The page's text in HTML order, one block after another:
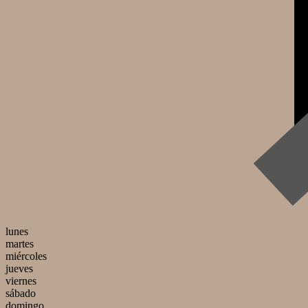
lunes
martes
miércoles
jueves
viernes
sábado